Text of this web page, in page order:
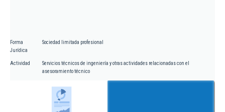
Forma
Jurídica
Sociedad limitada profesional
Actividad
Servicios técnicos de ingeniería y otras actividades relacionadas con el
asesoramiento técnico